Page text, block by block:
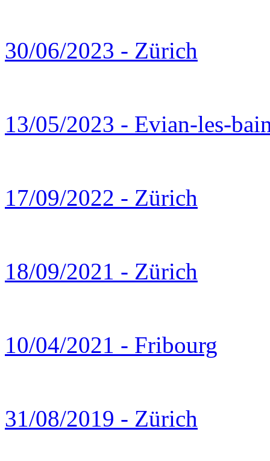
30/06/2023 - Zürich
13/05/2023 - Evian-les-
17/09/2022 - Zürich
18/09/2021 - Zürich
10/04/2021 - Fribourg
31/08/2019 - Zürich